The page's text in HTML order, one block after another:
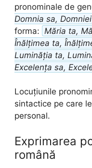
pronominale de
Domnia sa,
forma: Măria ta,
Înălțimea ta,
Luminăția ta,
Excelența sa,
Locuțiunile
sintactice pe care
personal.
Exprimarea
română